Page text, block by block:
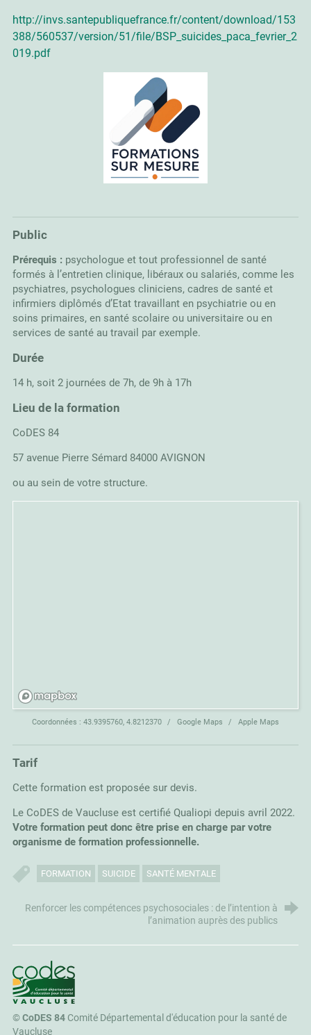
http://invs.santepubliquefrance.fr/content/download/153
388/560537/version/51/file/BSP_suicides_paca_fevrier_2
019.pdf
Public
Prérequis : psychologue et tout professionnel de santé
formés à l’entretien clinique, libéraux ou salariés, comme les
psychiatres, psychologues cliniciens, cadres de santé et
infirmiers diplômés d’Etat travaillant en psychiatrie ou en
soins primaires, en santé scolaire ou universitaire ou en
services de santé au travail par exemple.
Durée
14 h, soit 2 journées de 7h, de 9h à 17h
Lieu de la formation
CoDES 84
57 avenue Pierre Sémard 84000 AVIGNON
ou au sein de votre structure.
Coordonnées : 43.9395760, 4.8212370 Google Maps Apple Maps
Tarif
Cette formation est proposée sur devis.
Le CoDES de Vaucluse est certifié Qualiopi depuis avril 2022.
Votre formation peut donc être prise en charge par votre
organisme de formation professionnelle.
FORMATION SUICIDE SANTÉ MENTALE
Renforcer les compétences psychosociales : de l’intention à
l’animation auprès des publics
CoDES 84
©CoDES 84Comité Départemental d'éducation pour la santé de
Vaucluse